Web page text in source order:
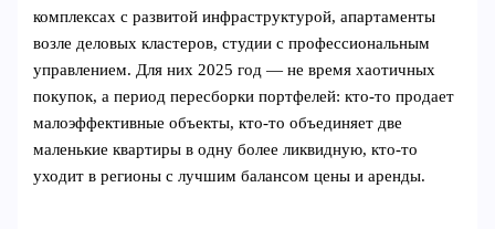
комплексах с развитой инфраструктурой, апартаменты
возле деловых кластеров, студии с профессиональным
управлением. Для них 2025 год — не время хаотичных
покупок, а период пересборки портфелей: кто-то продает
малоэффективные объекты, кто-то объединяет две
маленькие квартиры в одну более ликвидную, кто-то
уходит в регионы с лучшим балансом цены и аренды.